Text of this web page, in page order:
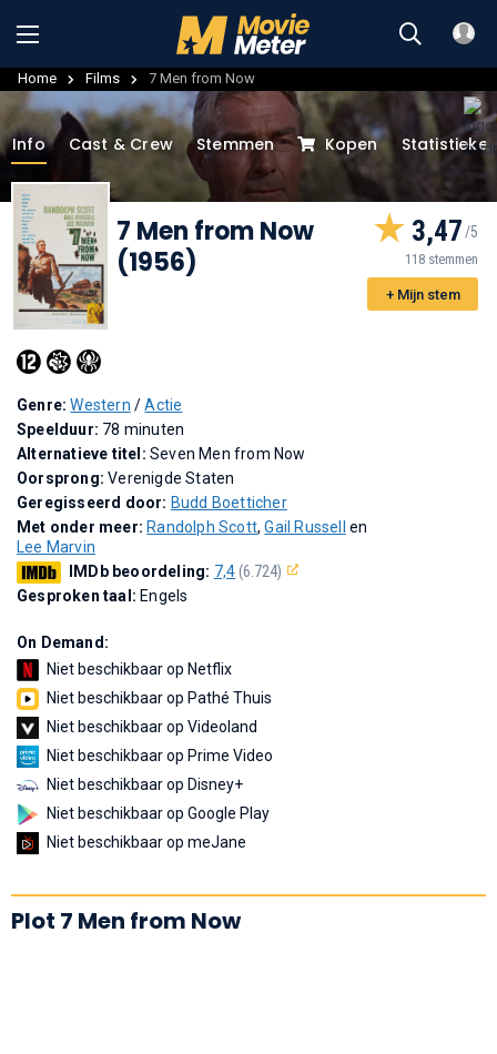
Home Films 7 Men from Now
Info Cast & Crew Stemmen Kopen
7 Men from Now
(1956)
3,47
118 stemmen
+ Mijn stem
Genre:Western /Actie
Speelduur: 78 minuten
Alternatieve titel: Seven Men from Now
Oorsprong:Verenigde Staten
Geregisseerd door: Budd Boetticher
Met onder meer: Randolph Scott,Gail Russell
en
Lee Marvin
IMDb beoordeling: 7,4(6.724)
Gesproken taal: Engels
On Demand:
Niet beschikbaar op Netflix
Niet beschikbaar op Pathé Thuis
Niet beschikbaar op Videoland
Niet beschikbaar op Prime Video
Niet beschikbaar op Disney+
Niet beschikbaar op Google Play
Niet beschikbaar op meJane
Plot 7 Men from Now